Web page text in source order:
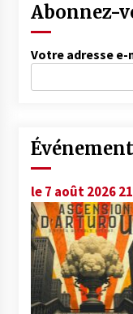
Abonnez-
Votre adresse e-
le 7 août 2026